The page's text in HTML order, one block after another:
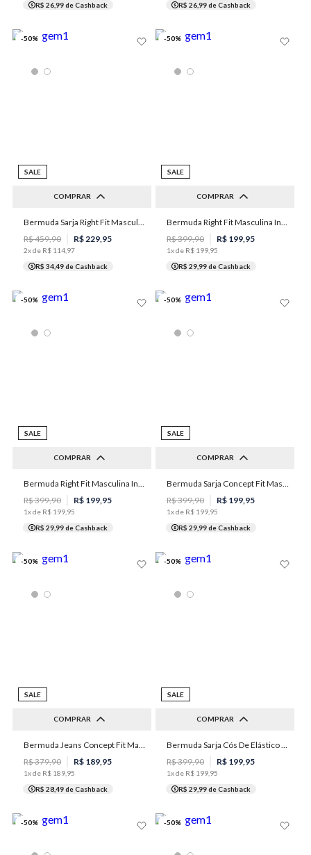
R$ 26,99de Cashback
R$ 26,99de Cashback
SALE
-50%
COMPRAR
42 44 48 50
Bermuda Sarja Right Fit Masculina Individual
R$459,90 R$229,95
2x de R$ 114 97
R$ 34,49de Cashback
SALE
-50%
COMPRAR
42 46 48
50
Bermuda Right Fit Masculina Individual
R$399,90 R$ 199,95
1x de R$ 199 95
R$ 29,99de Cashback
SALE
-50%
COMPRAR
42 44 46 48 52
Bermuda Right Fit Masculina Individual
R$399,90 R$ 199,95
1x de R$ 199 95
R$ 29,99de Cashback
SALE
-50%
COMPRAR
40 42
48
Bermuda Sarja Concept Fit Masculina Individual
R$399,90 R$ 199,95
1x de R$ 199 95
R$ 29,99de Cashback
SALE
-50%
COMPRAR
36 38
Bermuda Jeans Concept Fit Masculina Individual
R$379,90 R$ 189,95
1x de R$ 189 95
R$ 28,49de Cashback
SALE
-50%
COMPRAR
42 44 46 48 50
Bermuda Sarja Cós De Elástico Masculina Individual
R$399,90 R$ 199,95
1x de R$ 199 95
R$ 29,99de Cashback
-50% -50%